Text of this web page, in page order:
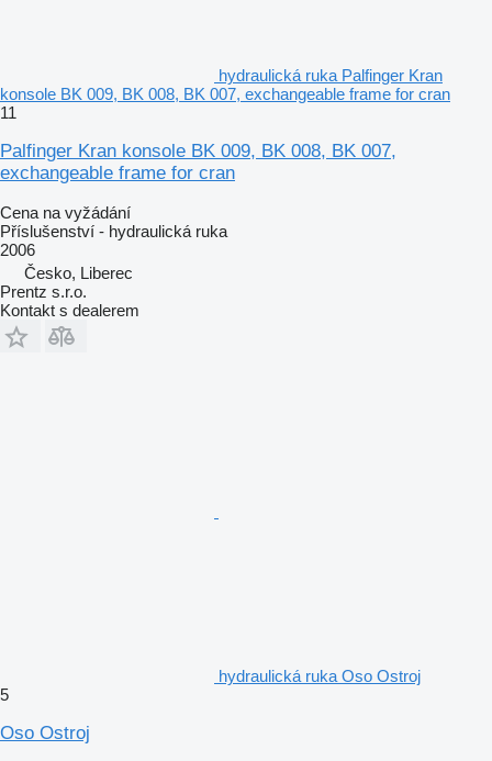
hydraulická ruka Palfinger Kran
konsole BK 009, BK 008, BK 007, exchangeable frame for cran
11
Palfinger Kran konsole BK 009, BK 008, BK 007,
exchangeable frame for cran
Cena na vyžádání
Příslušenství - hydraulická ruka
2006
Česko, Liberec
Prentz s.r.o.
Kontakt s dealerem
hydraulická ruka Oso Ostroj
5
Oso Ostroj